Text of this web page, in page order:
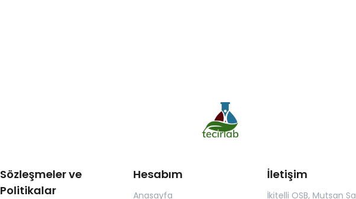
Sözleşmeler ve
Politikalar
Hesabım
Anasayfa
İletişim
İkitelli OSB, Mutsan